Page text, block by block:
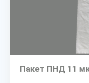
Пакет ПНД 11